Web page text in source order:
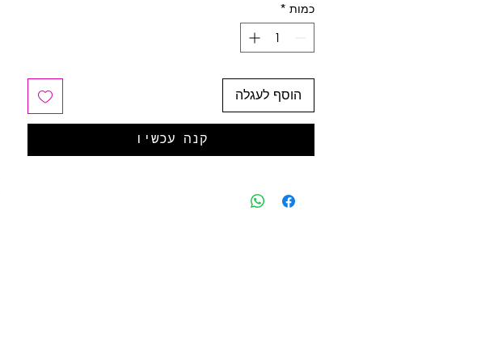
כמות *
הוסף לעגלה
קנה עכשיו